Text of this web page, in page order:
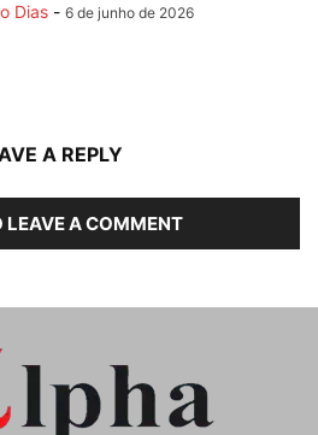
Dias - 6 de junho de 2026
A REPLY
LEAVE A COMMENT